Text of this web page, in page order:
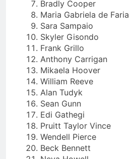
Bradly Cooper
Maria Gabriela de Faria
Sara Sampaio
Skyler Gisondo
Frank Grillo
Anthony Carrigan
Mikaela Hoover
William Reeve
Alan Tudyk
Sean Gunn
Edi Gathegi
Pruitt Taylor Vince
Wendell Pierce
Beck Bennett